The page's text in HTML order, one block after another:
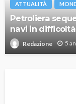
ATTUALITÀ
Petroliera
navi in
Redazione 5